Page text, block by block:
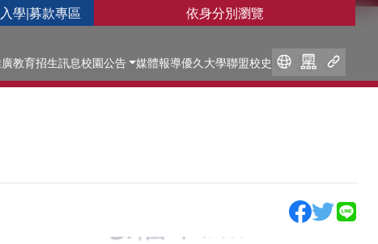
學|募款專區 依身分別瀏覽
教育招生訊息校園公告 媒體報導優久大學聯盟校史